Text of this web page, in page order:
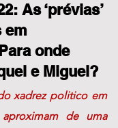
As ‘prévias’
em
onde
e Miguel?
xadrez politico em
de uma